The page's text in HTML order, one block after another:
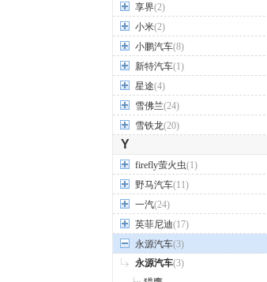
享界(2)
小米(2)
小鹏汽车(8)
新特汽车(1)
星途(4)
雪佛兰(24)
雪铁龙(20)
Y
firefly萤火虫(1)
野马汽车(11)
一汽(24)
英菲尼迪(17)
永源汽车(3)
永源汽车(3)